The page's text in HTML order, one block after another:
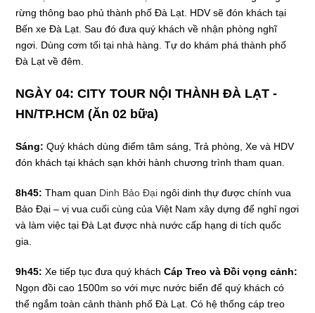
rừng thông bao phủ thành phố Đà Lạt. HDV sẽ đón khách tại
Bến xe Đà Lạt. Sau đó đưa quý khách về nhận phòng nghĩ
ngơi. Dùng cơm tối tại nhà hàng. Tự do khám phá thành phố
Đà Lạt về đêm.
NGÀY 04: CITY TOUR NỘI THÀNH ĐÀ LẠT ­-
HN/TP.HCM (Ăn 02 bữa)
Sáng: Quý khách dùng điểm tâm sáng, Trả phòng, Xe và HDV
đón khách tại khách sạn khởi hành chương trình tham quan.
8h45: Tham quan Dinh Bảo Đại ngôi dinh thự được chính vua
Bảo Đại – vị vua cuối cùng của Việt Nam xây dựng để nghỉ ngơi
và làm việc tại Đà Lạt được nhà nước cấp hạng di tích quốc
gia.
9h45:Xe tiếp tục đưa quý kháchCáp Treo và Đồi vọng cảnh:
Ngọn đồi cao 1500m so với mực nước biển để quý khách có
thể ngắm toàn cảnh thành phố Đà Lạt. Có hệ thống cáp treo